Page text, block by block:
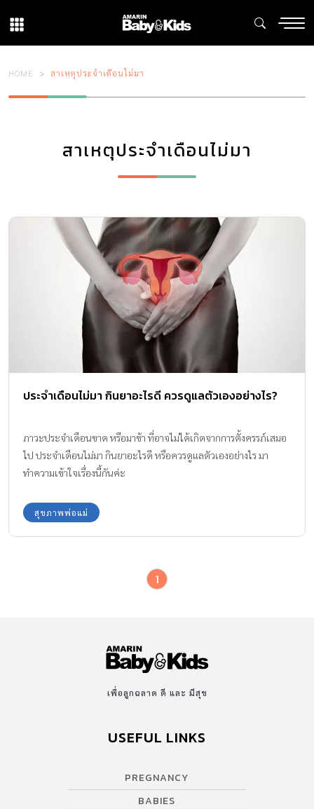
HOME สาเหตุประจําเดือนไม่มา
สาเหตุประจําเดือนไม่มา
ประจำเดือนไม่มา กินยาอะไรดี ควรดูแลตัวเองอย่างไร?
ภาวะประจำเดือนขาด หรือมาช้า ที่อาจไม่ได้เกิดจากการตั้งครรภ์เสมอ
ไป ประจำเดือนไม่มา กินยาอะไรดี หรือควรดูแลตัวเองอย่างไร มา
ทำความเข้าใจเรื่องนี้กันค่ะ
สุขภาพพ่อแม่
1
เพื่อลูกฉลาด ดี และ มีสุข
USEFUL LINKS
PREGNANCY
BABIES